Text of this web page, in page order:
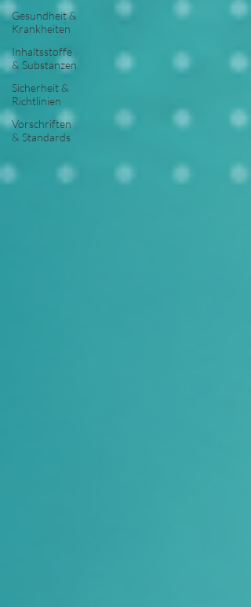
Gesundheit &
Krankheiten
Inhaltsstoffe
& Substanzen
Sicherheit &
Richtlinien
Vorschriften
& Standards